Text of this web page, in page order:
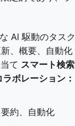
AI 駆動のタス
、概要、自動化
て スマート検索
ボレーション：
約、自動化